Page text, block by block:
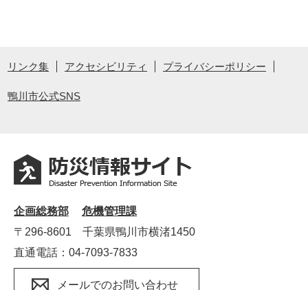
リンク集 アクセシビリティ プライバシーポリシー
鴨川市公式SNS
企画総務部
危機管理課
〒296‐8601 千葉県鴨川市横渚1450
直通電話：04‐7093‐7833
メールでのお問い合わせ